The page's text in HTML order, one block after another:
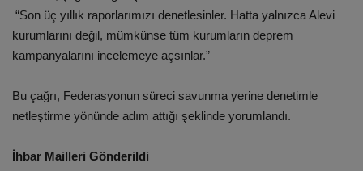
“Son üç yıllık raporlarımızı denetlesinler. Hatta yalnızca Alevi
kurumlarını değil, mümkünse tüm kurumların deprem
kampanyalarını incelemeye açsınlar.”
Bu çağrı, Federasyonun süreci savunma yerine denetimle
netleştirme yönünde adım attığı şeklinde yorumlandı.
İhbar Mailleri Gönderildi